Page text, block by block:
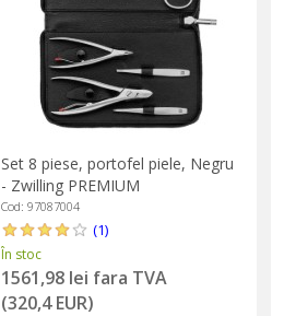
Set 8 piese, portofel piele, Negru
- Zwilling PREMIUM
Cod: 97087004
(1)
În stoc
1561,98 lei fara TVA
(320,4 EUR)